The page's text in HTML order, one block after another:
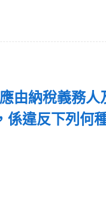
由納稅義務人
係違反下列何